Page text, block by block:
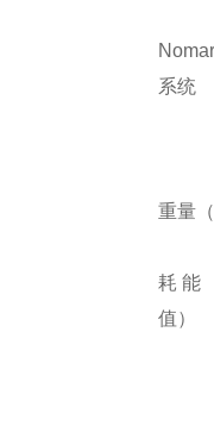
系统
重量
耗能
值）